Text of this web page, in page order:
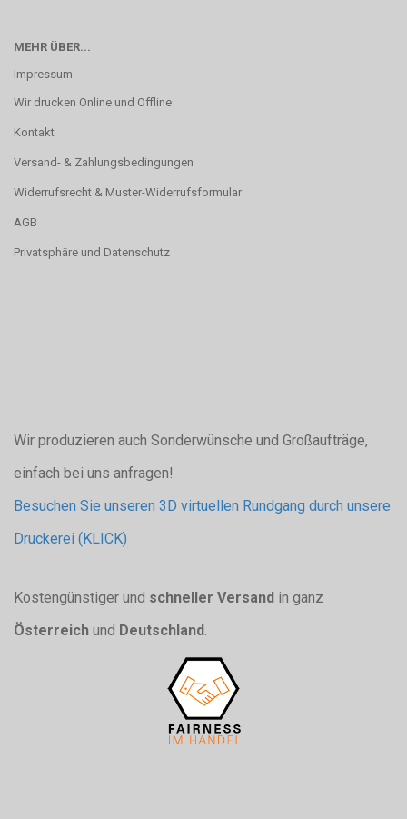
MEHR ÜBER...
Impressum
Wir drucken Online und Offline
Kontakt
Versand- & Zahlungsbedingungen
Widerrufsrecht & Muster-Widerrufsformular
AGB
Privatsphäre und Datenschutz
Wir produzieren auch Sonderwünsche und Großaufträge,
einfach bei uns anfragen!
Besuchen Sie unseren 3D virtuellen Rundgang durch unsere
Druckerei (KLICK)
Kostengünstiger und schneller Versand in ganz
Österreich und Deutschland .